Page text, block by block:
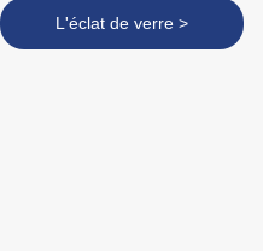
L'éclat de verre >